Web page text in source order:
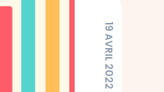
19 AVRIL 2022